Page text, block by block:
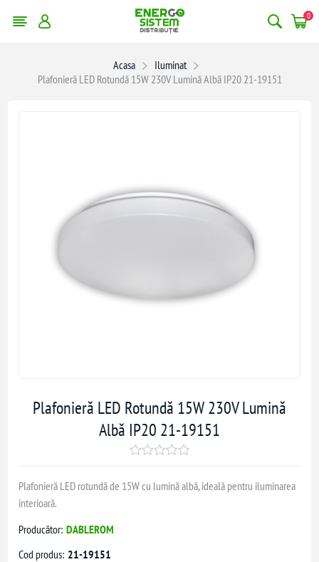
0
Acasa
Iluminat
Plafonieră LED Rotundă 15W 230V Lumină Albă IP20 21-19151
Plafonieră LED Rotundă 15W 230V Lumină
Albă IP20 21-19151
Plafonieră LED rotundă de 15W cu lumină albă, ideală pentru iluminarea
interioară.
Producător: DABLEROM
Cod produs: 21-19151